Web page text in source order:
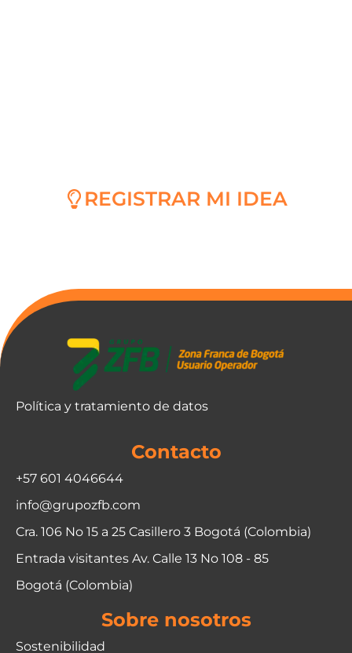
REGISTRAR MI IDEA
Política y tratamiento de datos
Contacto
+57 601 4046644
info@grupozfb.com
Cra. 106 No 15 a 25 Casillero 3 Bogotá (Colombia)
Entrada visitantes Av. Calle 13 No 108 - 85
Bogotá (Colombia)
Sobre nosotros
Sostenibilidad